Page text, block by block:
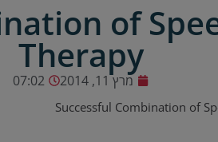
of
Therapy
מרץ 11, 2014 07:02
Successful Combination of